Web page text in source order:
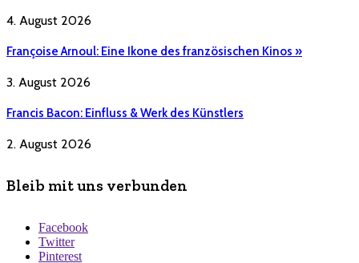
4. August 2026
Françoise Arnoul: Eine Ikone des französischen Kinos »
3. August 2026
Francis Bacon: Einfluss & Werk des Künstlers
2. August 2026
Bleib mit uns verbunden
Facebook
Twitter
Pinterest